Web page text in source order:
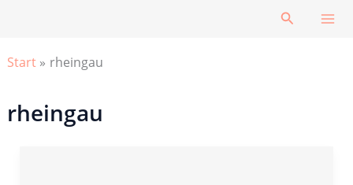
Suchen
Start rheingau
rheingau